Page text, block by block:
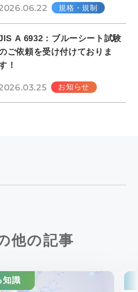
規格・規制
A 6932：ブルーシート試験
ご依頼を受け付けておりま
！
お知らせ
他の記事
知識